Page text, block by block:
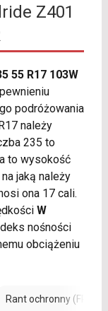
Z401
55 R17 103W
podróżowania
należy
235 to
to wysokość
jaką należy
ona 17 cali.
W
nośności
obciążeniu
Rant ochronny (FR)